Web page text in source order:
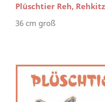
Plüschtier Reh, Rehkitz
36 cm groß